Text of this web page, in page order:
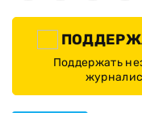
Поддержать